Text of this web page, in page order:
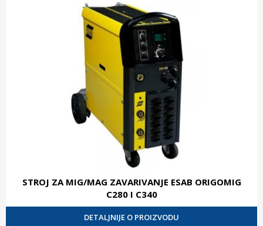
STROJ ZA MIG/MAG ZAVARIVANJE ESAB ORIGOMIG
C280 I C340
DETALJNIJE O PROIZVODU